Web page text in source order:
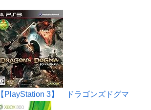
【PlayStation 3】 ドラゴンズドグマ